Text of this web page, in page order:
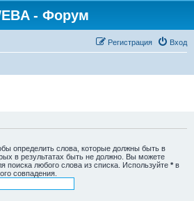
- Форум
Вход
Регистрация
определить слова, которые должны быть в
в результатах быть не должно. Вы можете
поиска любого слова из списка. Используйте * в
совпадения.